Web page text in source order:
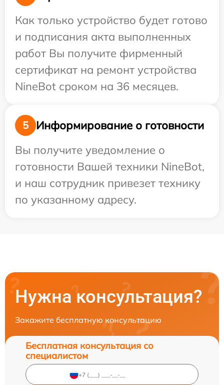
Как только устройство будет готово
и подписания акта выполненных
работ Вы получите фирменный
сертификат на ремонт устройства
NineBot сроком на 36 месяцев.
5
Информирование о готовности
Вы получите уведомление о
готовности Вашей техники NineBot,
и наш сотрудник привезет технику
по указанному адресу.
Нужна консультация?
Закажите бесплатную консультацию
Бесплатная консультация со
специалистом